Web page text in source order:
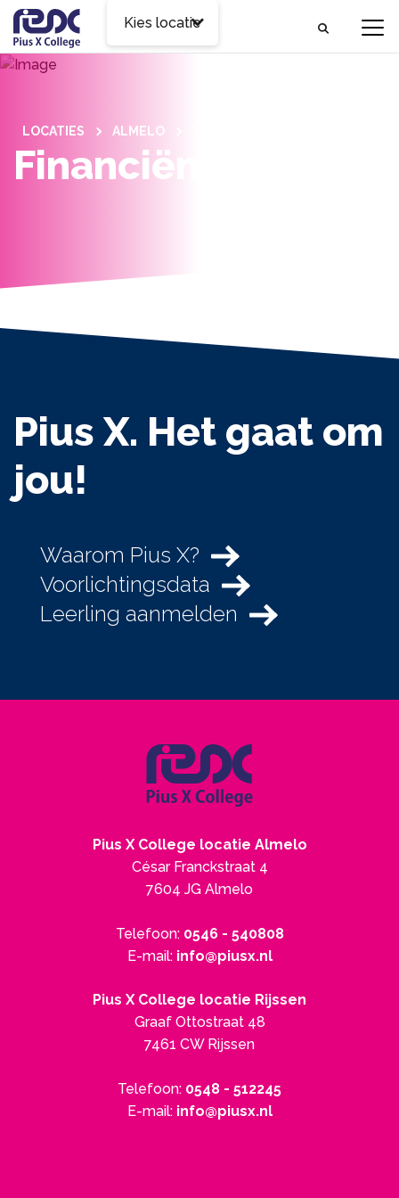
Kies locatie
LOCATIES ALMELO
Financiën
Pius X. Het gaat om
jou!
Waarom Pius X?
Voorlichtingsdata
Leerling aanmelden
Pius X College locatie Almelo
César Franckstraat 4
7604 JG Almelo
Telefoon: 0546 - 540808
E-mail: info@piusx.nl
Pius X College locatie Rijssen
Graaf Ottostraat 48
7461 CW Rijssen
Telefoon: 0548 - 512245
E-mail: info@piusx.nl